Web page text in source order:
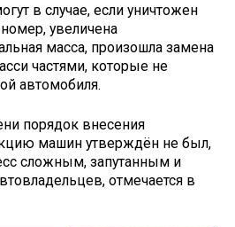
в случае, если уничтожен
увеличена
масса, произошла замена
частями, которые не
автомобиля.
порядок внесения
машин утверждён не был,
сложным, запутанным и
отмечается в